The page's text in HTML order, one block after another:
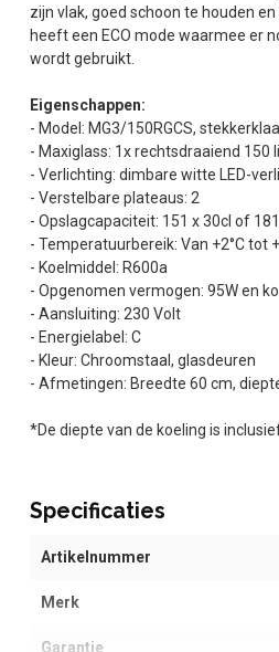
zijn vlak, goed schoon te houden
heeft een ECO mode waarmee er
wordt gebruikt.
Eigenschappen:
- Model: MG3/150RGCS,
- Maxiglass: 1x rechtsdraaiend 150
- Verlichting: dimbare witte LED-
- Verstelbare plateaus: 2
- Opslagcapaciteit: 151 x 30cl of
- Temperatuurbereik: Van +2°C tot
- Koelmiddel: R600a
- Opgenomen vermogen: 95W en
- Aansluiting: 230 Volt
- Energielabel: C
- Kleur: Chroomstaal, glasdeuren
- Afmetingen: Breedte 60 cm,
*De diepte van de koeling is
Specificaties
Artikelnummer
Merk
Garantie